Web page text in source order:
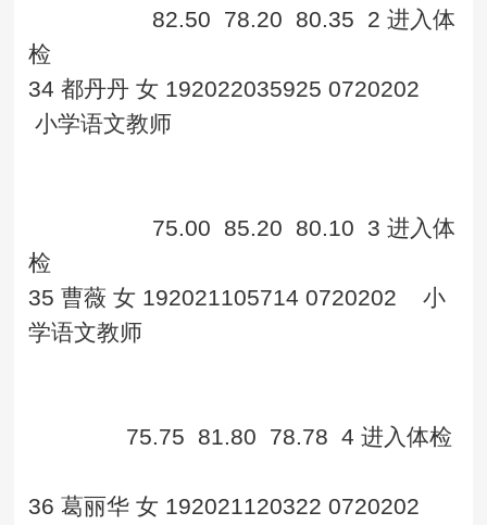
82.50 78.20 80.35 2 进入体
检
34 都丹丹 女 192022035925 0720202
小学语文教师
75.00 85.20 80.10 3 进入体
检
35 曹薇 女 192021105714 0720202
小
学语文教师
75.75 81.80 78.78 4 进入体检
36 葛丽华 女 192021120322 0720202